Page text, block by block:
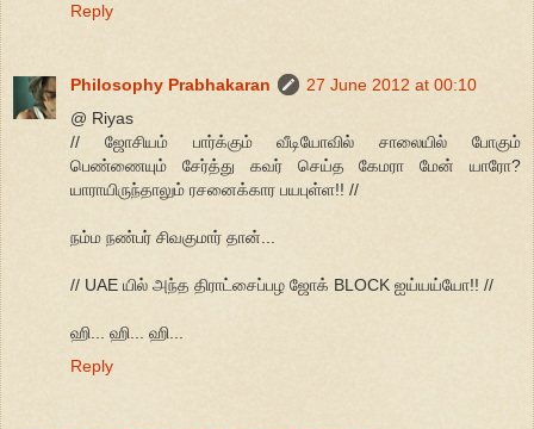
Reply
Philosophy Prabhakaran
27 June 2012 at 00:10
@ Riyas
// ஜோசியம் பார்க்கும் வீடியோவில் சாலையில் போகும்
பெண்ணையும் சேர்த்து கவர் செய்த கேமரா மேன் யாரோ?
யாராயிருந்தாலும் ரசனைக்கார பயபுள்ள!! //
நம்ம நண்பர் சிவகுமார் தான்...
// UAE யில் அந்த திராட்சைப்பழ ஜோக் BLOCK ஐய்யய்யோ!! //
ஹி... ஹி... ஹி...
Reply